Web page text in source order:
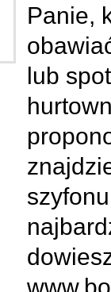
Panie,
lub